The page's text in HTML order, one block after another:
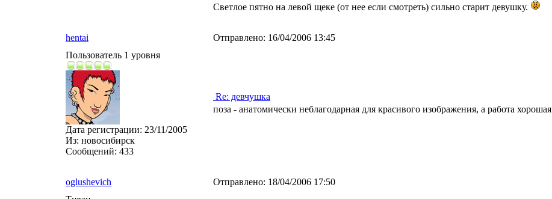
Светлое пятно на левой щеке (от нее если смотреть) сильно старит девушку.
hentai Отправлено: 16/04/2006 13:45
Пользователь 1 уровня
Дата регистрации: 23/11/2005
Из: новосибирск
Сообщений: 433
Re: девчушка
поза - анатомически неблагодарная для красивого изображения, а работа хорошая
oglushevich Отправлено: 18/04/2006 17:50